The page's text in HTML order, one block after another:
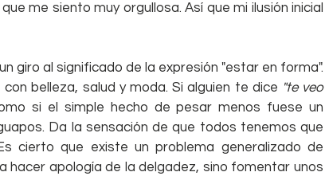
me siento muy orgullosa. Así que mi ilusión inicial
giro al significado de la expresión "estar en forma".
belleza, salud y moda. Si alguien te dice "te veo
si el simple hecho de pesar menos fuese un
Da la sensación de que todos tenemos que
cierto que existe un problema generalizado de
hacer apología de la delgadez, sino fomentar unos